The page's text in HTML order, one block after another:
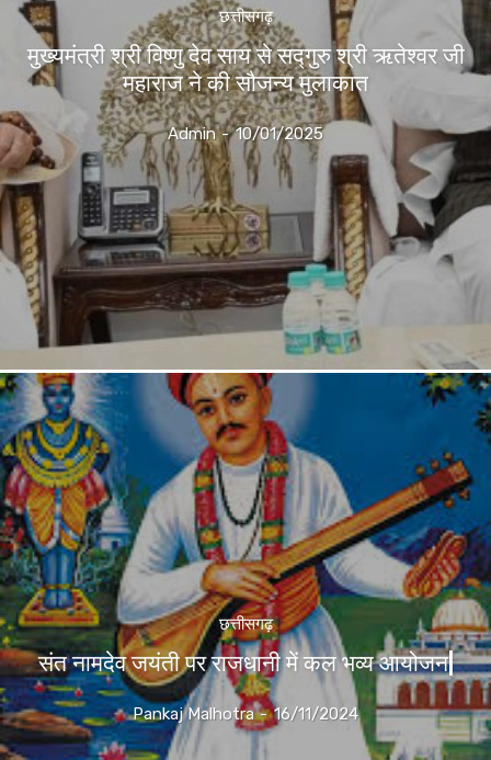
छत्तीसगढ़
मुख्यमंत्री श्री विष्णु देव साय से सद्गुरु श्री ऋतेश्वर जी
महाराज ने की सौजन्य मुलाकात
Admin - 10/01/2025
छत्तीसगढ़
संत नामदेव जयंती पर राजधानी में कल भव्य आयोजन|
Pankaj Malhotra - 16/11/2024